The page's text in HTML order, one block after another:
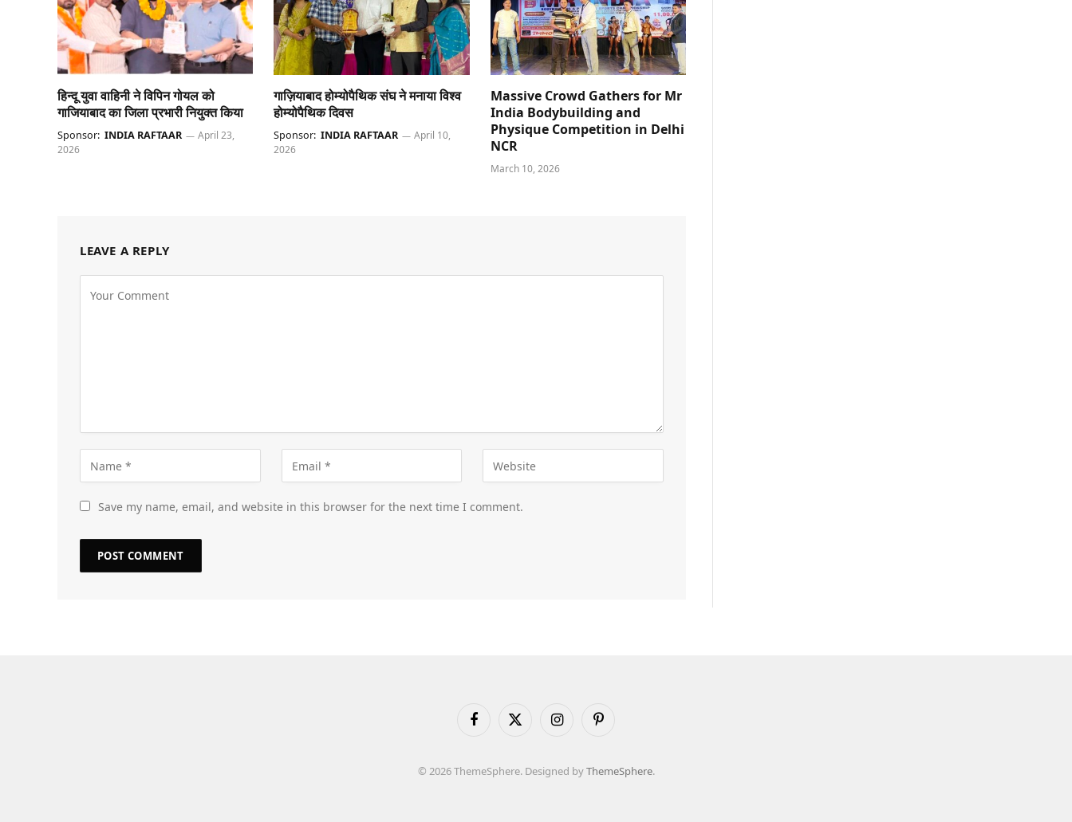
हिन्दू युवा वाहिनी ने विपिन गोयल को
गाजियाबाद का जिला प्रभारी नियुक्त किया
Sponsor: INDIA RAFTAAR
April 23,
2026
गाज़ियाबाद होम्योपैथिक संघ ने मनाया विश्व
होम्योपैथिक दिवस
Sponsor: INDIA RAFTAAR
April 10,
2026
Massive Crowd Gathers for Mr
India Bodybuilding and
Physique Competition in Delhi
NCR
March 10, 2026
LEAVE A REPLY
Save my name, email, and website in this browser for the next time I comment.
FacebookX
InstagramPinterest
© 2026 ThemeSphere. Designed byThemeSphere.